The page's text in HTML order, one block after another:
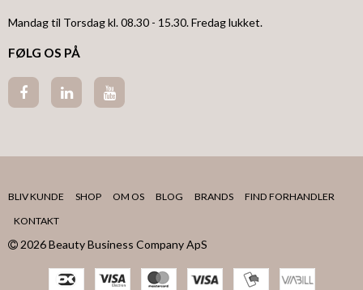
Mandag til Torsdag kl. 08.30 - 15.30. Fredag lukket.
FØLG OS PÅ
BLIV KUNDE SHOP OM OS BLOG BRANDS FIND FORHANDLER
KONTAKT
2026 Beauty Business Company ApS